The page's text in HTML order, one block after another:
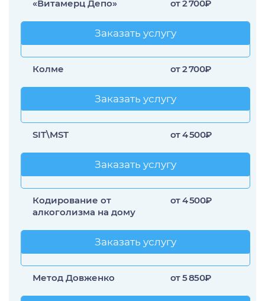
«Витамерц Депо» от 2 700₽
Заказать услугу
Заказать услугу
Колме от 2 700₽
Заказать услугу
Заказать услугу
SIT\MST от 4 500₽
Заказать услугу
Заказать услугу
Кодирование от
алкоголизма на дому
от 4 500₽
Заказать услугу
Заказать услугу
Метод Довженко от 5 850₽